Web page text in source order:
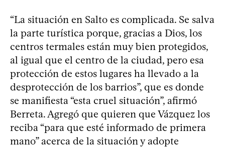
“La situación en Salto es complicada. Se salva
la parte turística porque, gracias a Dios, los
centros termales están muy bien protegidos,
al igual que el centro de la ciudad, pero esa
protección de estos lugares ha llevado a la
desprotección de los barrios”, que es donde
se manifiesta “esta cruel situación”, afirmó
Berreta. Agregó que quieren que Vázquez los
reciba “para que esté informado de primera
mano” acerca de la situación y adopte